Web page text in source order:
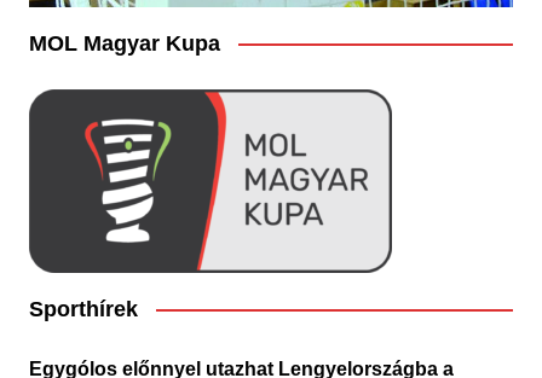
MOL Magyar Kupa
Sporthírek
Egygólos előnnyel utazhat Lengyelországba a